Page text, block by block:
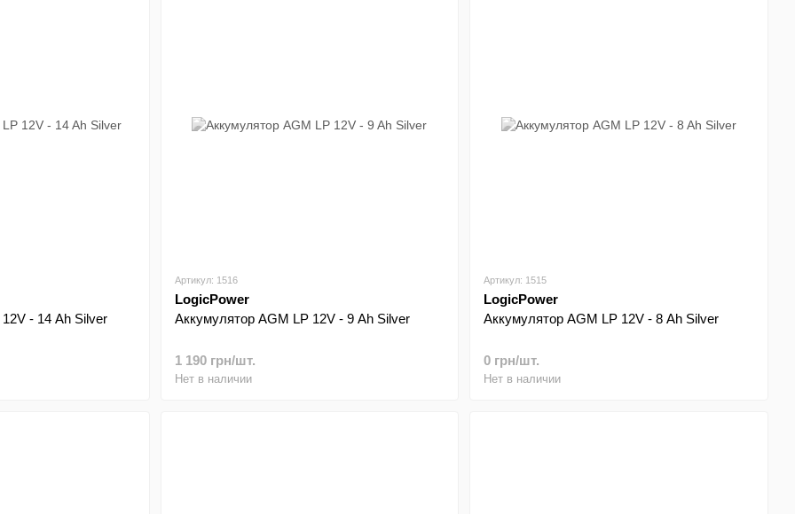
- 14 Ah Silver
Артикул: 1516
LogicPower
Аккумулятор AGM LP 12V - 9 Ah Silver
1 190 грн/шт.
Нет в наличии
Артикул: 1515
LogicPower
Аккумулятор AGM LP 12V - 8 Ah Silver
0 грн/шт.
Нет в наличии